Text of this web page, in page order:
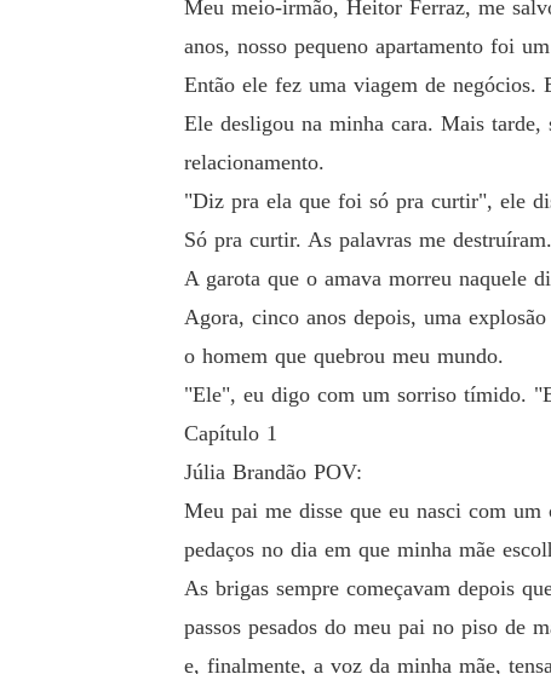
u meu mundo.
"Ele", eu digo com um sorriso tímido. "Ele é
Meu meio-irmão, Heitor Ferraz, me
anos, nosso pequeno apartamento foi
Então ele fez uma viagem de
Ele desligou na minha cara. Mais
relacionamento.
"Diz pra ela que foi só pra curtir", ele
Só pra curtir. As palavras me
A garota que o amava morreu naquele
Agora, cinco anos depois, uma
o homem que quebrou meu mundo.
"Ele", eu digo com um sorriso tímido.
Capítulo 1
Júlia Brandão POV:
Meu pai me disse que eu nasci com
pedaços no dia em que minha mãe
As brigas sempre começavam depois
passos pesados do meu pai no piso de
e, finalmente, a voz da minha mãe,